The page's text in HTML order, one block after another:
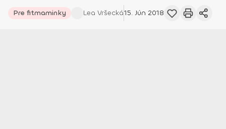
Pre fitmaminky Lea Vršecká15. Jún 2018